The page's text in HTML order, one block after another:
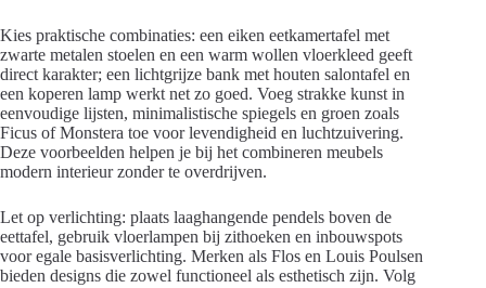
Kies praktische combinaties: een eiken eetkamertafel met
zwarte metalen stoelen en een warm wollen vloerkleed geeft
direct karakter; een lichtgrijze bank met houten salontafel en
een koperen lamp werkt net zo goed. Voeg strakke kunst in
eenvoudige lijsten, minimalistische spiegels en groen zoals
Ficus of Monstera toe voor levendigheid en luchtzuivering.
Deze voorbeelden helpen je bij het combineren meubels
modern interieur zonder te overdrijven.
Let op verlichting: plaats laaghangende pendels boven de
eettafel, gebruik vloerlampen bij zithoeken en inbouwspots
voor egale basisverlichting. Merken als Flos en Louis Poulsen
bieden designs die zowel functioneel als esthetisch zijn. Volg